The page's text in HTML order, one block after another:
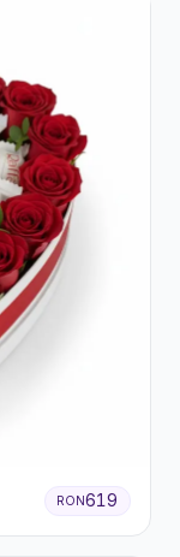
RON619